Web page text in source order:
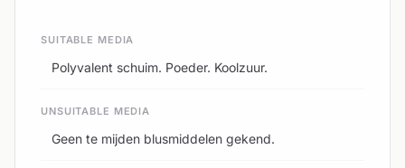
SUITABLE MEDIA
Polyvalent schuim. Poeder. Koolzuur.
UNSUITABLE MEDIA
Geen te mijden blusmiddelen gekend.